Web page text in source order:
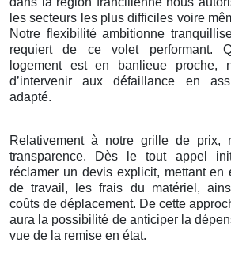
les secteurs les plus difficiles voire
Notre flexibilité ambitionne
requiert de ce volet performant.
logement est en banlieue proche,
d’intervenir aux défaillance en
adapté.
Relativement à notre grille de prix,
transparence. Dès le tout appel
réclamer un devis explicit, mettant en
de travail, les frais du matériel,
coûts de déplacement. De cette
aura la possibilité de anticiper la
vue de la remise en état.